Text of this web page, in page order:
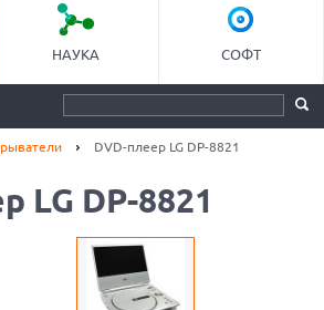
НАУКА СОФТ
DVD-плеер LG DP-8821
LG DP-8821